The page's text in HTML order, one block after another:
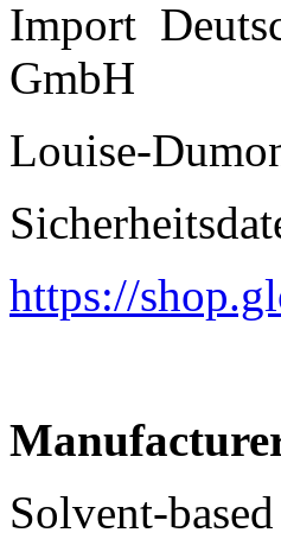
Import
GmbH
Louise-
https://
Solvent-